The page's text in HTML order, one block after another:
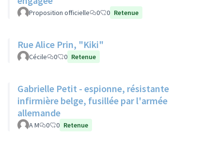
Proposition officielle 0 0 Retenue
Rue Alice Prin, "Kiki"
Cécile 0 0 Retenue
Gabrielle Petit - espionne, résistante
infirmière belge, fusillée par l'armée
allemande
A M 0 0 Retenue